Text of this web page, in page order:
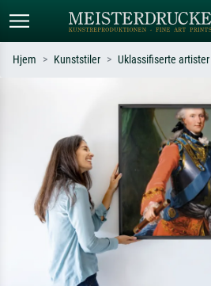
Søk etter kunstner, tittel eller stil – for
eksempel Monet, Stjernenatt,
impresjonisme, Hokusai-bølgen, akt.
Hjem Kunststiler Uklassifiserte artister